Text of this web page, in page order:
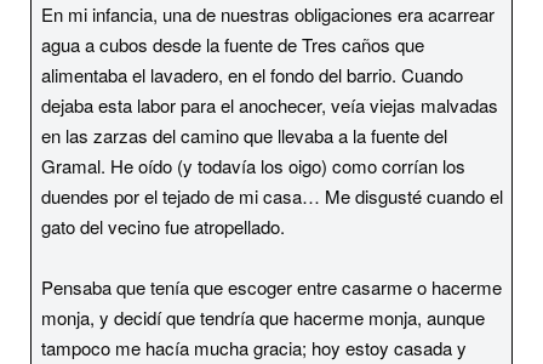
En mi infancia, una de nuestras obligaciones era acarrear
agua a cubos desde la fuente de Tres caños que
alimentaba el lavadero, en el fondo del barrio. Cuando
dejaba esta labor para el anochecer, veía viejas malvadas
en las zarzas del camino que llevaba a la fuente del
Gramal. He oído (y todavía los oigo) como corrían los
duendes por el tejado de mi casa… Me disgusté cuando el
gato del vecino fue atropellado.
Pensaba que tenía que escoger entre casarme o hacerme
monja, y decidí que tendría que hacerme monja, aunque
tampoco me hacía mucha gracia; hoy estoy casada y